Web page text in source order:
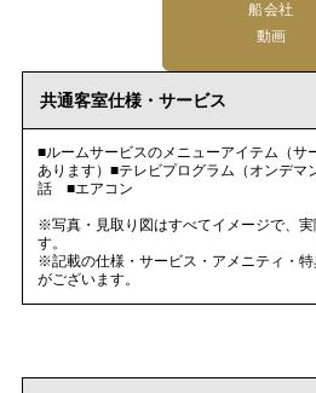
船会社
動画
共通客室仕様・サービス
■ルームサービスのメニューアイテム（サ
あります）■テレビプログラム（オンデマ
話 ■エアコン
※写真・見取り図はすべてイメージで、実
す。
※記載の仕様・サービス・アメニティ・
がございます。